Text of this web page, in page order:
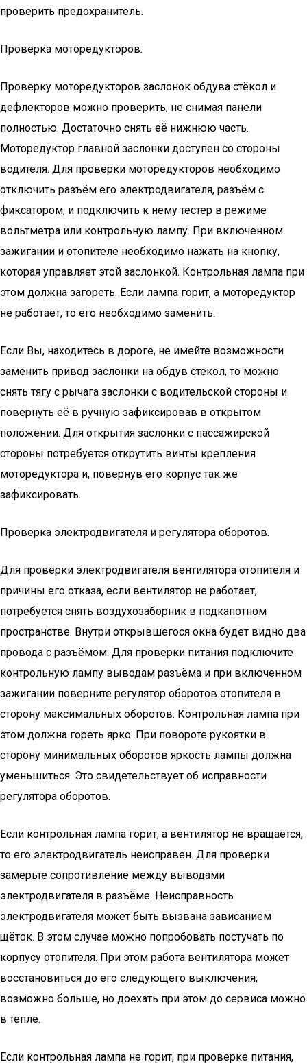
проверить предохранитель.
Проверка моторедукторов.
Проверку моторедукторов заслонок обдува стёкол и
дефлекторов можно проверить, не снимая панели
полностью. Достаточно снять её нижнюю часть.
Моторедуктор главной заслонки доступен со стороны
водителя. Для проверки моторедукторов необходимо
отключить разъём его электродвигателя, разъём с
фиксатором, и подключить к нему тестер в режиме
вольтметра или контрольную лампу. При включенном
зажигании и отопителе необходимо нажать на кнопку,
которая управляет этой заслонкой. Контрольная лампа при
этом должна загореть. Если лампа горит, а моторедуктор
не работает, то его необходимо заменить.
Если Вы, находитесь в дороге, не имейте возможности
заменить привод заслонки на обдув стёкол, то можно
снять тягу с рычага заслонки с водительской стороны и
повернуть её в ручную зафиксировав в открытом
положении. Для открытия заслонки с пассажирской
стороны потребуется открутить винты крепления
моторедуктора и, повернув его корпус так же
зафиксировать.
Проверка электродвигателя и регулятора оборотов.
Для проверки электродвигателя вентилятора отопителя и
причины его отказа, если вентилятор не работает,
потребуется снять воздухозаборник в подкапотном
пространстве. Внутри открывшегося окна будет видно два
провода с разъёмом. Для проверки питания подключите
контрольную лампу выводам разъёма и при включенном
зажигании поверните регулятор оборотов отопителя в
сторону максимальных оборотов. Контрольная лампа при
этом должна гореть ярко. При повороте рукоятки в
сторону минимальных оборотов яркость лампы должна
уменьшиться. Это свидетельствует об исправности
регулятора оборотов.
Если контрольная лампа горит, а вентилятор не вращается,
то его электродвигатель неисправен. Для проверки
замерьте сопротивление между выводами
электродвигателя в разъёме. Неисправность
электродвигателя может быть вызвана зависанием
щёток. В этом случае можно попробовать постучать по
корпусу отопителя. При этом работа вентилятора может
восстановиться до его следующего выключения,
возможно больше, но доехать при этом до сервиса можно
в тепле.
Если контрольная лампа не горит, при проверке питания,